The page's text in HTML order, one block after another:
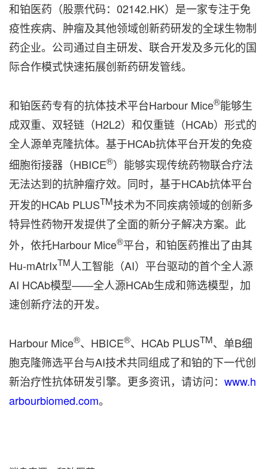
和铂医药（股票代码：02142.HK）是一家专注于免
疫性疾病、肿瘤及其他领域创新药研发的全球生物制
药企业。公司通过自主研发、联合开发及多元化的国
际合作模式快速拓展创新药研发管线。
和铂医药专有的抗体技术平台Harbour Mice®能够生
成双重、双轻链（H2L2）和仅重链（HCAb）形式的
全人源单克隆抗体。基于HCAb抗体平台开发的免疫
细胞衔接器（HBICE®）能够实现传统药物联合疗法
无法达到的抗肿瘤疗效。同时，基于HCAb抗体平台
开发的HCAb PLUSTM技术为不同疾病领域的创新多
特异性药物开发提供了全面的新分子解决方案。此
外，依托Harbour Mice®平台，和铂医药推出了由其
Hu-mAtrIxTM人工智能（AI）平台驱动的首个全人源
AI HCAb模型——全人源HCAb生成和筛选模型，加
速创新疗法的开发。
Harbour Mice®、HBICE®、HCAb PLUSTM、单B细
胞克隆筛选平台与AI技术共同组成了和铂的下一代创
新治疗性抗体研发引擎。更多资讯，请访问： www.h
arbourbiomed.com。